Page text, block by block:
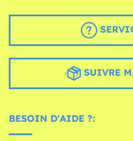
SUIVRE
BESOIN D'AIDE ?: